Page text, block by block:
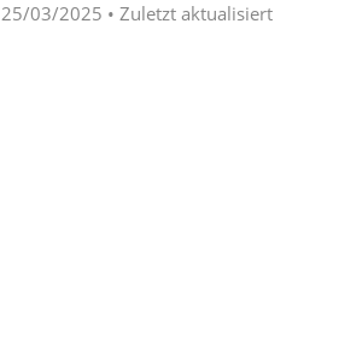
25/03/2025 • Zuletzt aktualisiert